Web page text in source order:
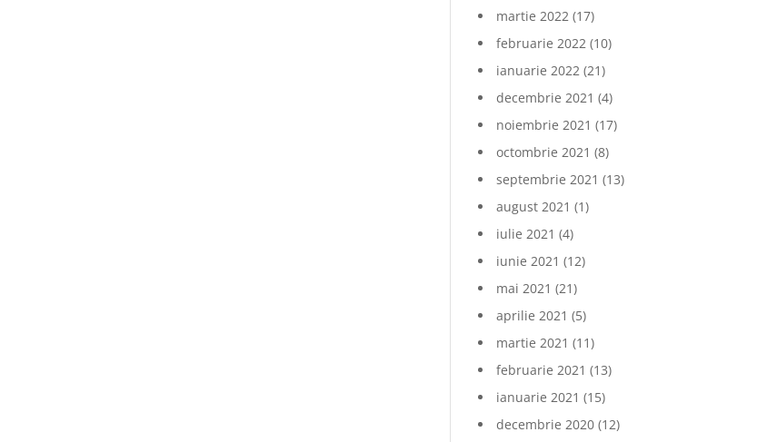
martie 2022 (17)
februarie 2022 (10)
ianuarie 2022 (21)
decembrie 2021 (4)
noiembrie 2021 (17)
octombrie 2021 (8)
septembrie 2021 (13)
august 2021 (1)
iulie 2021 (4)
iunie 2021 (12)
mai 2021 (21)
aprilie 2021 (5)
martie 2021 (11)
februarie 2021 (13)
ianuarie 2021 (15)
decembrie 2020 (12)